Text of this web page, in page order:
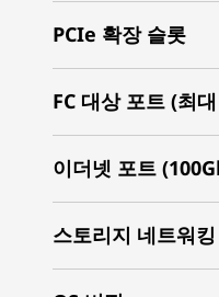
PCIe 확장 슬롯
FC 대상 포트 (최
이더넷 포트
스토리지 네트워